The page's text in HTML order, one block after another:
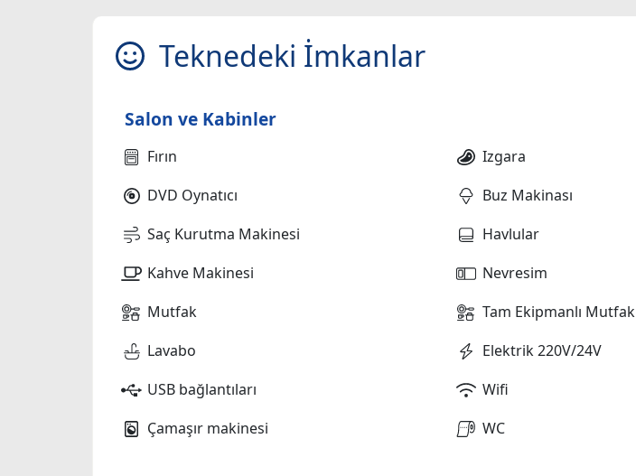
Teknedeki İmkanlar
Salon ve Kabinler
Fırın Izgara
DVD Oynatıcı
Buz Makinası
Saç Kurutma Makinesi
Havlular
Kahve Makinesi
Nevresim
Mutfak
Tam Ekipmanlı Mutfak
Lavabo
Elektrik 220V/24V
USB bağlantıları
Wifi
Çamaşır makinesi
WC